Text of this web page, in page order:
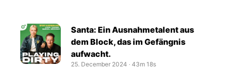
Santa: Ein Ausnahmetalent aus
dem Block, das im Gefängnis
aufwacht.
25. December 2024 ‧ 43m 18s